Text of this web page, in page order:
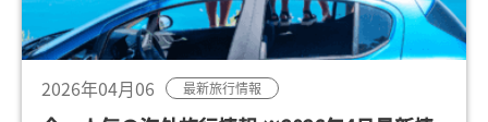
2026年04月06 最新旅行情報